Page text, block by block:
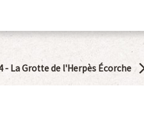
- La Grotte de l'Herpès Écorche